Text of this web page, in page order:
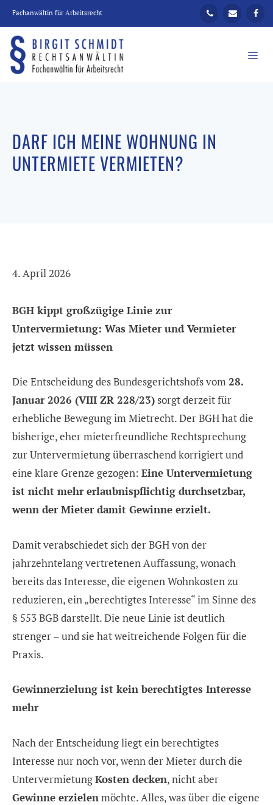
Zum
Inhalt
springen
Fachanwältin für Arbeitsrecht
DARF ICH MEINE WOHNUNG IN
UNTERMIETE VERMIETEN?
4. April 2026
BGH kippt großzügige Linie zur
Untervermietung: Was Mieter und Vermieter
jetzt wissen müssen
Die Entscheidung des Bundesgerichtshofs vom28.
Januar 2026 (VIII ZR 228/23) sorgt derzeit für
erhebliche Bewegung im Mietrecht. Der BGH hat die
bisherige, eher mieterfreundliche Rechtsprechung
zur Untervermietung überraschend korrigiert und
eine klare Grenze gezogen: Eine Untervermietung
ist nicht mehr erlaubnispflichtig durchsetzbar,
wenn der Mieter damit Gewinne erzielt.
Damit verabschiedet sich der BGH von der
jahrzehntelang vertretenen Auffassung, wonach
bereits das Interesse, die eigenen Wohnkosten zu
reduzieren, ein „berechtigtes Interesse“ im Sinne des
§ 553 BGB darstellt. Die neue Linie ist deutlich
strenger – und sie hat weitreichende Folgen für die
Praxis.
Gewinnerzielung ist kein berechtigtes Interesse
mehr
Nach der Entscheidung liegt ein berechtigtes
Interesse nur noch vor, wenn der Mieter durch die
UntervermietungKosten decken, nicht aber
Gewinne erzielenmöchte. Alles, was über die eigene